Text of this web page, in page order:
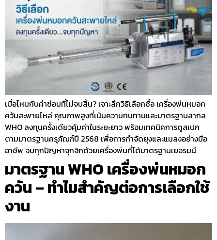
เบื่อไหมกับค่าซ่อมที่ไม่จบสิ้น? เจาะลึกวิธีเลือกซื้อ เครื่องพ่นหมอก
ควันสะพายไหล่ คุณภาพสูงที่เน้นความทนทานและมาตรฐานสากล
WHO ลงทุนครั้งเดียวคุ้มค่าในระยะยาว พร้อมเทคนิคการดูสเปก
ตามมาตรฐานครุภัณฑ์ปี 2568 เพื่อการกำจัดยุงและแมลงอย่างมือ
อาชีพ จบทุกปัญหาจุกจิกด้วยเครื่องพ่นที่ได้มาตรฐานเยอรมนี
มาตรฐาน WHO เครื่องพ่นหมอก
ควัน – ทำไมสำคัญต่อการเลือกใช้
งาน